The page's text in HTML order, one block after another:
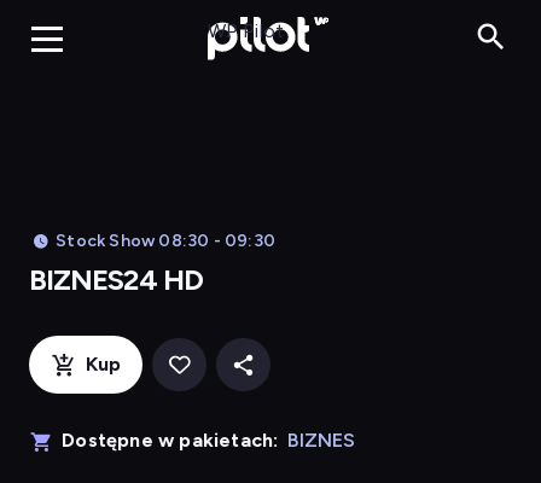
WP Pilot
Stock Show 08:30 - 09:30
BIZNES24 HD
Kup
Dostępne w pakietach: BIZNES